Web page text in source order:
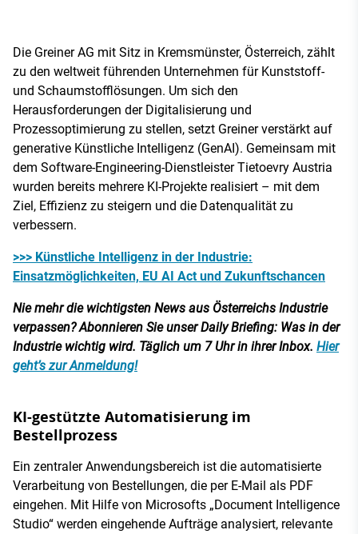
Die Greiner AG mit Sitz in Kremsmünster, Österreich, zählt
zu den weltweit führenden Unternehmen für Kunststoff-
und Schaumstofflösungen. Um sich den
Herausforderungen der Digitalisierung und
Prozessoptimierung zu stellen, setzt Greiner verstärkt auf
generative Künstliche Intelligenz (GenAI). Gemeinsam mit
dem Software-Engineering-Dienstleister Tietoevry Austria
wurden bereits mehrere KI-Projekte realisiert – mit dem
Ziel, Effizienz zu steigern und die Datenqualität zu
verbessern.
>>> Künstliche Intelligenz in der Industrie:
Einsatzmöglichkeiten, EU AI Act und Zukunftschancen
Nie mehr die wichtigsten News aus Österreichs Industrie
verpassen? Abonnieren Sie unser Daily Briefing: Was in der
Industrie wichtig wird. Täglich um 7 Uhr in ihrer Inbox. Hier
geht’s zur Anmeldung!
KI-gestützte Automatisierung im
Bestellprozess
Ein zentraler Anwendungsbereich ist die automatisierte
Verarbeitung von Bestellungen, die per E-Mail als PDF
eingehen. Mit Hilfe von Microsofts „Document Intelligence
Studio“ werden eingehende Aufträge analysiert, relevante